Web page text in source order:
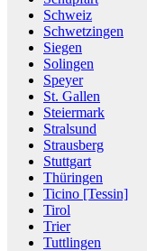
Schweiz
Schwetzingen
Siegen
Solingen
Speyer
St. Gallen
Steiermark
Stralsund
Strausberg
Stuttgart
Thüringen
Ticino [Tessin]
Tirol
Trier
Tuttlingen